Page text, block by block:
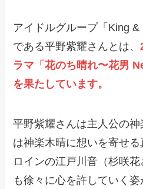
アイドルグループ「King
である平野紫耀さんとは、
ラマ「花のち晴れ〜花男
を果たしています。
平野紫耀さんは主人公の
は神楽木晴に想いを寄せ
ロインの江戸川音（杉咲
も徐々に心を許していく姿